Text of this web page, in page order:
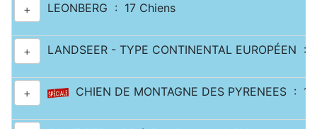
+ LEONBERG : 17 Chiens
+ LANDSEER - TYPE CONTINENTAL EUROPÉEN :
+ CHIEN DE MONTAGNE DES PYRENEES :